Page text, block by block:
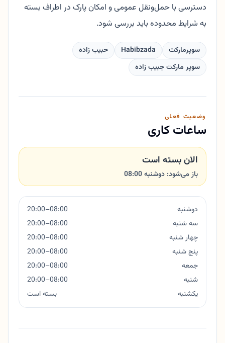
دسترسی با حمل‌ونقل عمومی و امکان پارک در اطراف بسته
به شرایط محدوده باید بررسی شود.
سوپرمارکت Habibzada
حبیب زاده
سوپر مارکت جبیب زاده
وضعیت فعلی
ساعات کاری
الان بسته است
باز می‌شود: دوشنبه 08:00
دوشنبه
08:00–20:00
سه شنبه
08:00–20:00
چهار شنبه
08:00–20:00
پنج شنبه
08:00–20:00
جمعه
08:00–20:00
شنبه
08:00–20:00
یکشنبه
بسته است